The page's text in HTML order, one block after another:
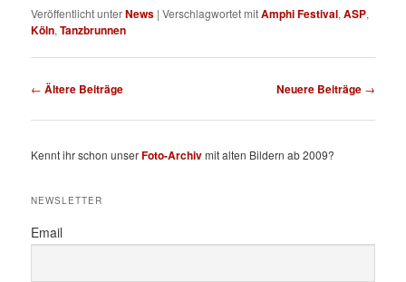
Veröffentlicht unterNews |Verschlagwortet mitAmphi Festival,ASP,
Köln,Tanzbrunnen
Beitragsnavigation
← Ältere Beiträge Neuere Beiträge →
Kennt ihr schon unserFoto-Archivmit alten Bildern ab 2009?
NEWSLETTER
Email